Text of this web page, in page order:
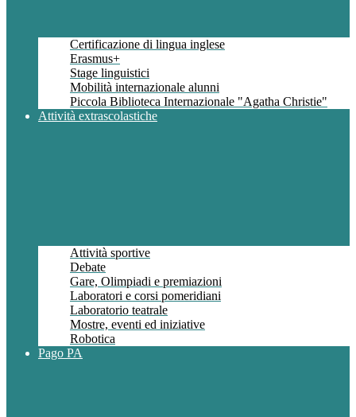
Certificazione di lingua inglese
Erasmus+
Stage linguistici
Mobilità internazionale alunni
Piccola Biblioteca Internazionale "Agatha Christie"
Attività extrascolastiche
Attività sportive
Debate
Gare, Olimpiadi e premiazioni
Laboratori e corsi pomeridiani
Laboratorio teatrale
Mostre, eventi ed iniziative
Robotica
Pago PA